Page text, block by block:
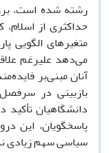
رشته شده است،
حداکثری از
متغیر‌های الگویی
می‌دهد علیرغم
آنان مبنی‌بر
بازبینی در
دانشگاهیان
پاسخگویان، این
سیاسی سهم زیادی